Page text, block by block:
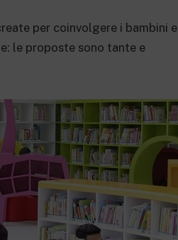
per coinvolgere i bambini e
le proposte sono tante e